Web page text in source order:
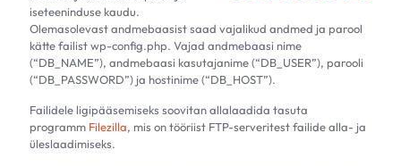
iseteeninduse kaudu.
Olemasolevast andmebaasist saad vajalikud andmed ja parool
kätte failist wp-config.php. Vajad andmebaasi nime
(“DB_NAME”), andmebaasi kasutajanime (“DB_USER”), parooli
(“DB_PASSWORD”) ja hostinime (“DB_HOST”).
Failidele ligipääsemiseks soovitan allalaadida tasuta
programm Filezilla, mis on tööriist FTP-serveritest failide alla- ja
üleslaadimiseks.